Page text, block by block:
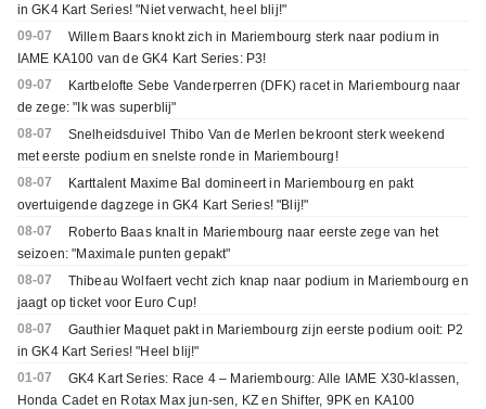
in GK4 Kart Series! "Niet verwacht, heel blij!"
09-07
Willem Baars knokt zich in Mariembourg sterk naar podium in
IAME KA100 van de GK4 Kart Series: P3!
09-07
Kartbelofte Sebe Vanderperren (DFK) racet in Mariembourg naar
de zege: "Ik was superblij"
08-07
Snelheidsduivel Thibo Van de Merlen bekroont sterk weekend
met eerste podium en snelste ronde in Mariembourg!
08-07
Karttalent Maxime Bal domineert in Mariembourg en pakt
overtuigende dagzege in GK4 Kart Series! "Blij!"
08-07
Roberto Baas knalt in Mariembourg naar eerste zege van het
seizoen: "Maximale punten gepakt"
08-07
Thibeau Wolfaert vecht zich knap naar podium in Mariembourg en
jaagt op ticket voor Euro Cup!
08-07
Gauthier Maquet pakt in Mariembourg zijn eerste podium ooit: P2
in GK4 Kart Series! "Heel blij!"
01-07
GK4 Kart Series: Race 4 – Mariembourg: Alle IAME X30-klassen,
Honda Cadet en Rotax Max jun-sen, KZ en Shifter, 9PK en KA100